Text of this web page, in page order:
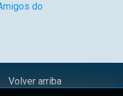
do
Volver arriba